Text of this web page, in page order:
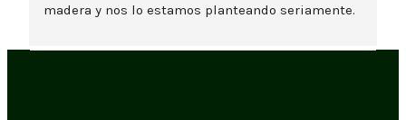
madera y nos lo estamos planteando seriamente.